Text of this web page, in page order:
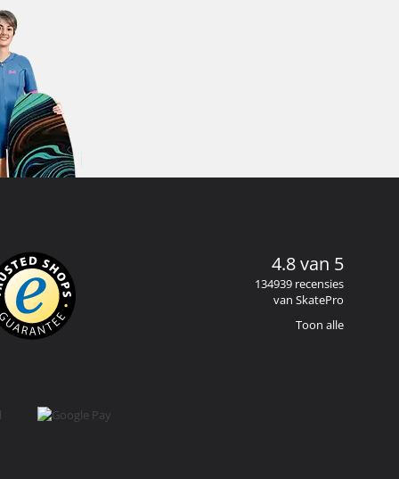
4.8 van 5
134939 recensies
van SkatePro
Toon alle